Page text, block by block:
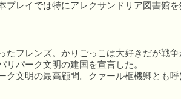
レイでは特にアレクサンドリア図書館
フレンズ。かりごっこは大好きだが戦争
パーク文明の建国を宣言した。
文明の最高顧問。クァール枢機卿とも呼